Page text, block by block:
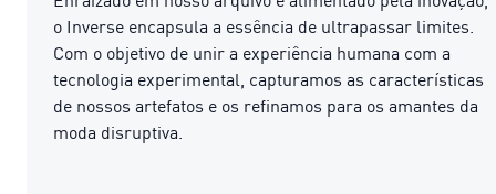
o Inverse encapsula a essência de ultrapassar limites.
Com o objetivo de unir a experiência humana com a
tecnologia experimental, capturamos as características
de nossos artefatos e os refinamos para os amantes da
moda disruptiva.